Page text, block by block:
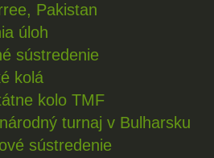
Pakistan
úloh
sústredenie
kolá
kolo TMF
turnaj v Bulharsku
sústredenie